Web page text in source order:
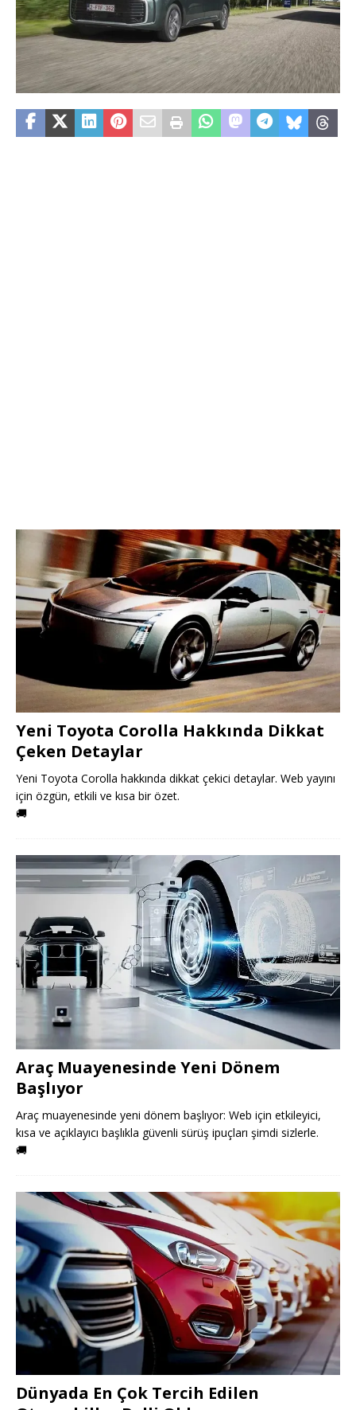
Yeni Toyota Corolla Hakkında Dikkat
Çeken Detaylar
Yeni Toyota Corolla hakkında dikkat çekici detaylar. Web yayını
için özgün, etkili ve kısa bir özet.
🚚
Araç Muayenesinde Yeni Dönem
Başlıyor
Araç muayenesinde yeni dönem başlıyor: Web için etkileyici,
kısa ve açıklayıcı başlıkla güvenli sürüş ipuçları şimdi sizlerle.
🚚
Dünyada En Çok Tercih Edilen